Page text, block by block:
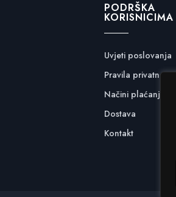
PODRŠKA
KORISNICIMA
Uvjeti poslovanja
Pravila privatnosti
Načini plaćanja
Dostava
Kontakt